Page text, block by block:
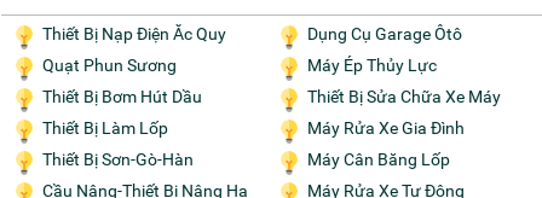
Thiết Bị Nạp Điện Ăc Quy
Dụng Cụ Garage Ôtô
Quạt Phun Sương
Máy Ép Thủy Lực
Thiết Bị Bơm Hút Dầu
Thiết Bị Sửa Chữa Xe Máy
Thiết Bị Làm Lốp
Máy Rửa Xe Gia Đình
Thiết Bị Sơn-Gò-Hàn
Máy Cân Băng Lốp
Cầu Nâng-Thiết Bị Nâng Hạ
Máy Rửa Xe Tự Động